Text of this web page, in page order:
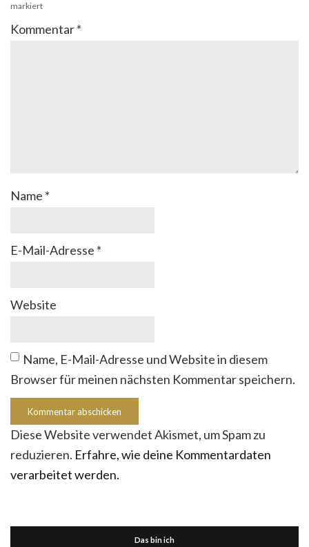
markiert
Kommentar*
Name *
E-Mail-Adresse *
Website
Name, E-Mail-Adresse und Website in diesem
Browser für meinen nächsten Kommentar speichern.
Diese Website verwendet Akismet, um Spam zu
reduzieren. Erfahre, wie deine Kommentardaten
verarbeitet werden.
Das bin ich